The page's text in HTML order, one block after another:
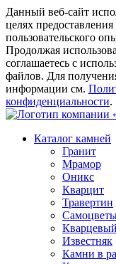
Данный веб-сайт
целях
пользовательского
Продолжая
соглашаетесь с
файлов. Для
информации см.
конфиденциальности.
Каталог камней
Гранит
Мрамор
Оникс
Кварцит
Травертин
Известняк
Камни в